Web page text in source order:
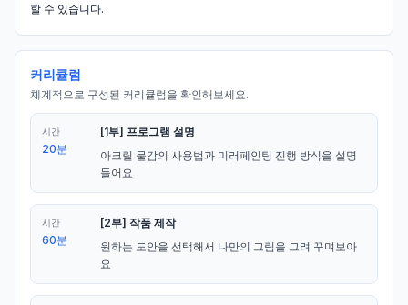
할 수 있습니다.
커리큘럼
체계적으로 구성된 커리큘럼을 확인해보세요.
시간
20분
[1부] 프로그램 설명
아크릴 물감의 사용법과 미러페인팅 진행 방식을 설명
들어요
시간
60분
[2부] 작품 제작
원하는 도안을 선택해서 나만의 그림을 그려 꾸며보아
요